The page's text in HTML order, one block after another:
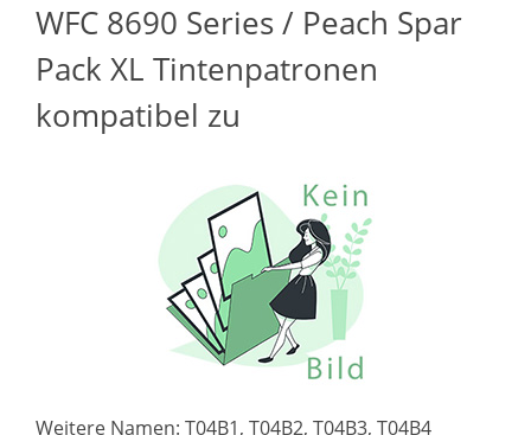
WFC 8690 Series / Peach Spar
Pack XL Tintenpatronen
kompatibel zu
Weitere Namen: T04B1, T04B2, T04B3, T04B4